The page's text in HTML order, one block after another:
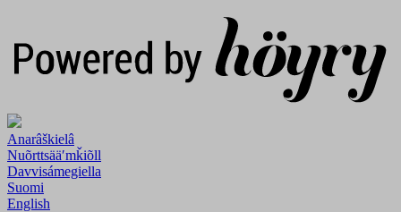
Anarâškielâ
Nuõrttsääʹmǩiõll
Davvisámegiella
Suomi
English